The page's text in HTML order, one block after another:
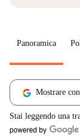
Panoramica
Mostrare
Stai leggendo una